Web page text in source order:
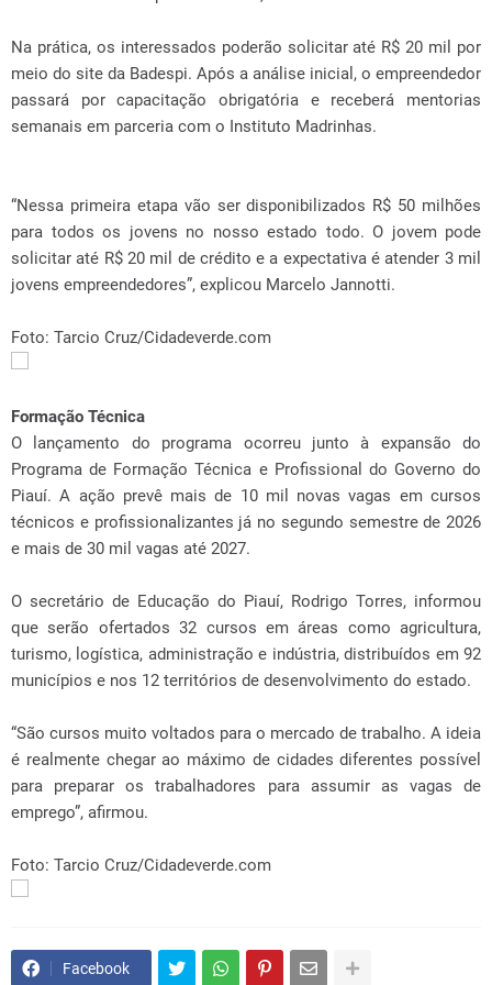
Na prática, os interessados poderão solicitar até R$ 20 mil por
meio do site da Badespi. Após a análise inicial, o empreendedor
passará por capacitação obrigatória e receberá mentorias
semanais em parceria com o Instituto Madrinhas.
“Nessa primeira etapa vão ser disponibilizados R$ 50 milhões
para todos os jovens no nosso estado todo. O jovem pode
solicitar até R$ 20 mil de crédito e a expectativa é atender 3 mil
jovens empreendedores”, explicou Marcelo Jannotti.
Foto: Tarcio Cruz/Cidadeverde.com
Formação Técnica
O lançamento do programa ocorreu junto à expansão do
Programa de Formação Técnica e Profissional do Governo do
Piauí. A ação prevê mais de 10 mil novas vagas em cursos
técnicos e profissionalizantes já no segundo semestre de 2026
e mais de 30 mil vagas até 2027.
O secretário de Educação do Piauí, Rodrigo Torres, informou
que serão ofertados 32 cursos em áreas como agricultura,
turismo, logística, administração e indústria, distribuídos em 92
municípios e nos 12 territórios de desenvolvimento do estado.
“São cursos muito voltados para o mercado de trabalho. A ideia
é realmente chegar ao máximo de cidades diferentes possível
para preparar os trabalhadores para assumir as vagas de
emprego”, afirmou.
Foto: Tarcio Cruz/Cidadeverde.com
Facebook